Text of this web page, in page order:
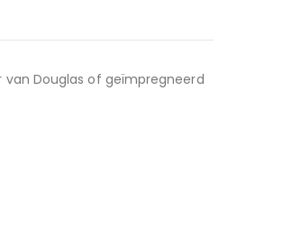
Douglas of geïmpregneerd